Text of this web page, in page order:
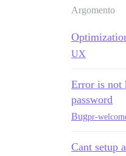
Argomento
UX
Error is not
password
Bugpr-
Cant setup